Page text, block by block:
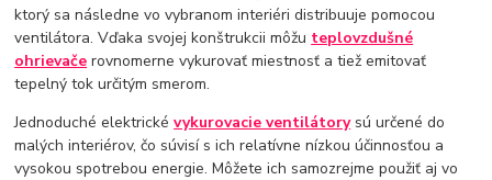
ktorý sa následne vo vybranom interiéri distribuuje pomocou
ventilátora. Vďaka svojej konštrukcii môžu teplovzdušné
ohrievače rovnomerne vykurovať miestnosť a tiež emitovať
tepelný tok určitým smerom.
Jednoduché elektrickévykurovacie ventilátorysú určené do
malých interiérov, čo súvisí s ich relatívne nízkou účinnosťou a
vysokou spotrebou energie. Môžete ich samozrejme použiť aj vo